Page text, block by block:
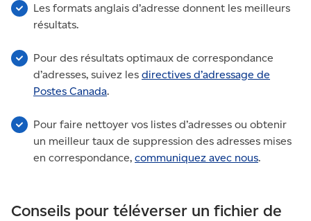
Les formats anglais d’adresse donnent les meilleurs
résultats.
Pour des résultats optimaux de correspondance
d’adresses, suivez les directives d’adressage de
Postes Canada.
Pour faire nettoyer vos listes d’adresses ou obtenir
un meilleur taux de suppression des adresses mises
en correspondance, communiquez avec nous.
Conseils pour téléverser un fichier de